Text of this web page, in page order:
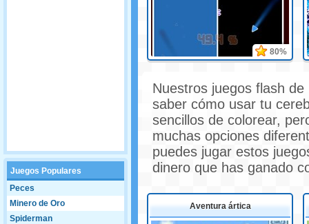
Juegos Populares
Peces
Minero de Oro
Spiderman
80%
Nuestros juegos flash
saber cómo usar tu
sencillos de colorear,
muchas opciones
puedes jugar estos
dinero que has ganado
Aventura ártica